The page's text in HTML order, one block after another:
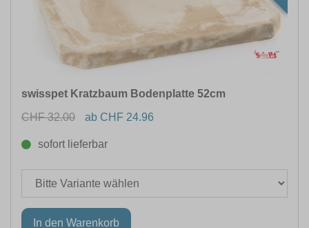
swisspet Kratzbaum Bodenplatte 52cm
CHF 32.00
ab CHF 24.96
sofort lieferbar